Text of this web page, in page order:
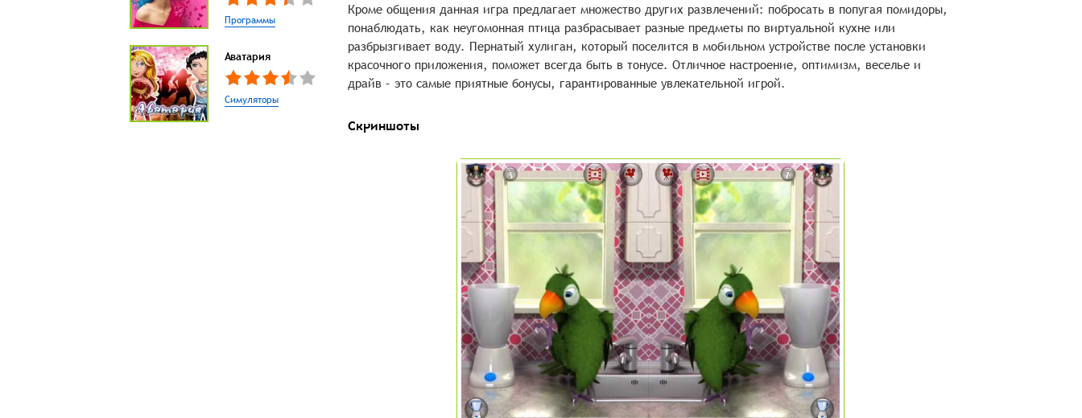
Программы
Аватария
Симуляторы
Кроме общения данная игра предлагает множество других развлечений: побросать в попугая помидоры,
понаблюдать, как неугомонная птица разбрасывает разные предметы по виртуальной кухне или
разбрызгивает воду. Пернатый хулиган, который поселится в мобильном устройстве после установки
красочного приложения, поможет всегда быть в тонусе. Отличное настроение, оптимизм, веселье и
драйв – это самые приятные бонусы, гарантированные увлекательной игрой.
Скриншоты